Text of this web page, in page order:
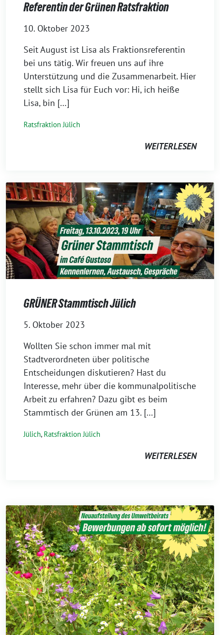
Referentin der Grünen Ratsfraktion
10. Oktober 2023
Seit August ist Lisa als Fraktionsreferentin
bei uns tätig. Wir freuen uns auf ihre
Unterstützung und die Zusammenarbeit. Hier
stellt sich Lisa für Euch vor: Hi, ich heiße
Lisa, bin […]
Ratsfraktion Jülich
WEITERLESEN
GRÜNER Stammtisch Jülich
5. Oktober 2023
Wollten Sie schon immer mal mit
Stadtverordneten über politische
Entscheidungen diskutieren? Hast du
Interesse, mehr über die kommunalpolitische
Arbeit zu erfahren? Dazu gibt es beim
Stammtisch der Grünen am 13. […]
Jülich, Ratsfraktion Jülich
WEITERLESEN